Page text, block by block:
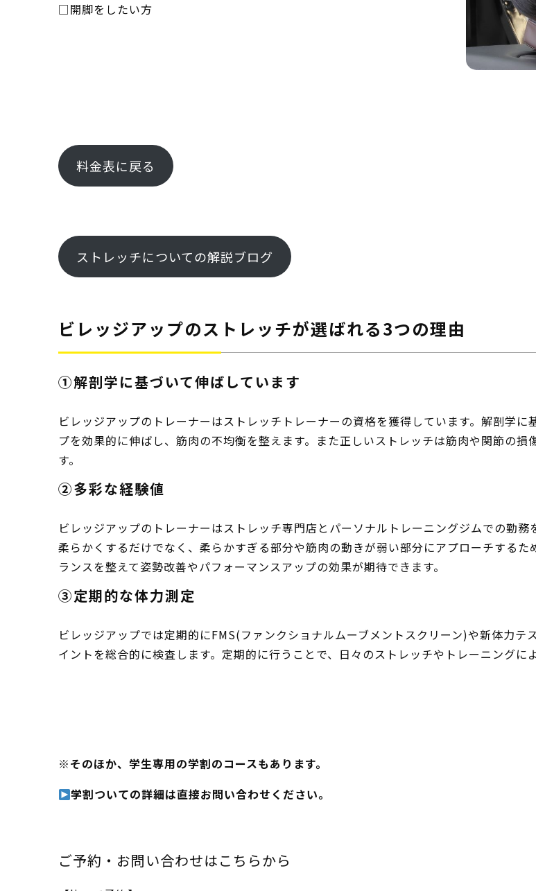
□開脚をしたい方
料金表に戻る
ストレッチについての解説ブログ
ビレッジアップのストレッチが選ばれる3つの理由
➀解剖学に基づいて伸ばしています
ビレッジアップのトレーナーはストレッチトレーナーの資格を獲得しています。解剖学
プを効果的に伸ばし、筋肉の不均衡を整えます。また正しいストレッチは筋肉や関節の
す。
②多彩な経験値
ビレッジアップのトレーナーはストレッチ専門店とパーソナルトレーニングジムでの勤
柔らかくするだけでなく、柔らかすぎる部分や筋肉の動きが弱い部分にアプローチする
ランスを整えて姿勢改善やパフォーマンスアップの効果が期待できます。
③定期的な体力測定
ビレッジアップでは定期的にFMS(ファンクショナルムーブメントスクリーン)や新体力
イントを総合的に検査します。定期的に行うことで、日々のストレッチやトレーニングに
※そのほか、学生専用の学割のコースもあります。
学割ついての詳細は直接お問い合わせください。
ご予約・お問い合わせはこちらから